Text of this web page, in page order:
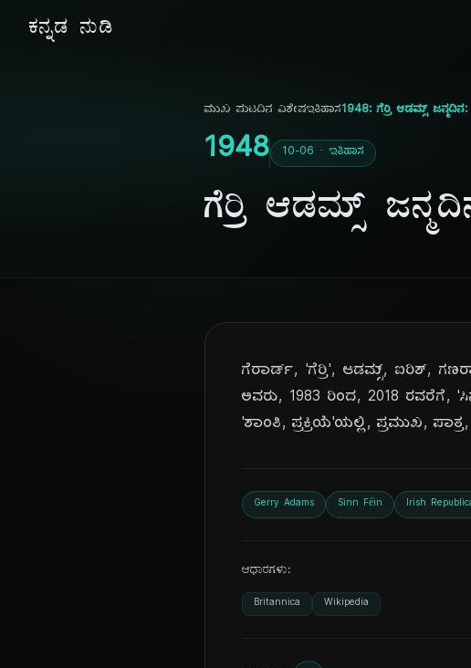
ಕನ್ನಡ ನುಡಿ
ಮುಖ ಪುಟದಿನ ವಿಶೇಷಇತಿಹಾಸ1948: ಗೆರ್ರಿ ಆಡಮ್ಸ್
1948 10-06 · ಇತಿಹಾಸ
ಗೆರ್ರಿ ಆಡಮ್ಸ್
ಗೆರಾರ್ಡ್, 'ಗೆರ್ರಿ', ಆಡಮ್ಸ್, ಐರಿಶ್,
ಅವರು, 1983 ರಿಂದ, 2018 ರವರೆಗೆ,
'ಶಾಂತಿ, ಪ್ರಕ್ರಿಯೆ'ಯಲ್ಲಿ, ಪ್ರಮುಖ,
Gerry Adams Sinn Féin Irish
ಆಧಾರಗಳು:
Britannica Wikipedia